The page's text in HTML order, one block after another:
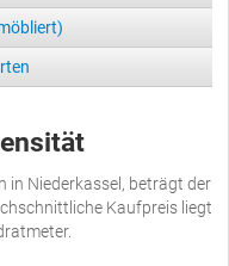
in Niederkassel, beträgt der
Kaufpreis liegt